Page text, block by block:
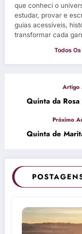
que conheci o
estudar, provar e
guias acessíveis,
transformar cada
Quinta da
Quinta de